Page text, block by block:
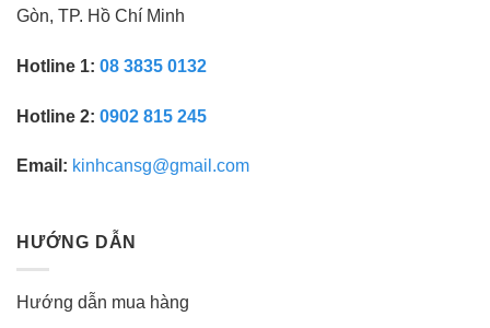
Gòn, TP. Hồ Chí Minh
Hotline 1: 08 3835 0132
Hotline 2: 0902 815 245
Email: kinhcansg@gmail.com
HƯỚNG DẪN
Hướng dẫn mua hàng